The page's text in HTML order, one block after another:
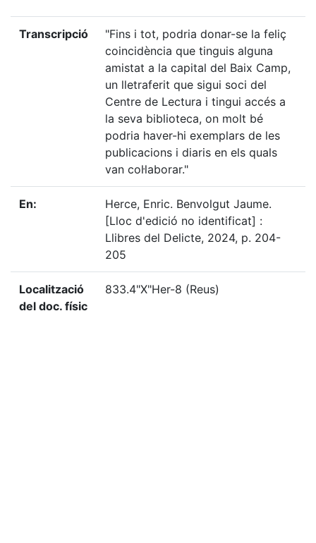
Transcripció
"Fins i tot, podria donar-se la feliç
coincidència que tinguis alguna
amistat a la capital del Baix Camp,
un lletraferit que sigui soci del
Centre de Lectura i tingui accés a
la seva biblioteca, on molt bé
podria haver-hi exemplars de les
publicacions i diaris en els quals
van col·laborar."
En:
Herce, Enric. Benvolgut Jaume.
[Lloc d'edició no identificat] :
Llibres del Delicte, 2024, p. 204-
205
Localització
del doc. físic
833.4"X"Her-8 (Reus)